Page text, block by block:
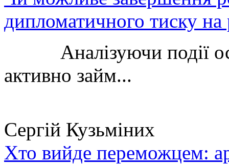
дипломатичного тиску
Аналізуючи події
активно займ...
Сергій Кузьміних
Хто вийде переможцем: